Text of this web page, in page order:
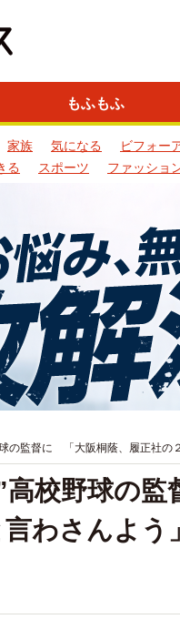
もふもふ
家族 気になる ビフォー
る スポーツ ファッショ
の監督に 「大阪桐蔭、履正社の
高校野球の
わさんよう」